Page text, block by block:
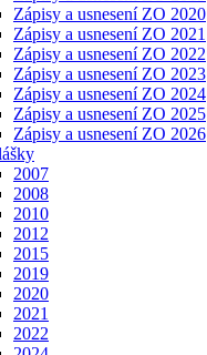
Zápisy a usnesení ZO 2020
Zápisy a usnesení ZO 2021
Zápisy a usnesení ZO 2022
Zápisy a usnesení ZO 2023
Zápisy a usnesení ZO 2024
Zápisy a usnesení ZO 2025
Zápisy a usnesení ZO 2026
2007
2008
2010
2012
2015
2019
2020
2021
2022